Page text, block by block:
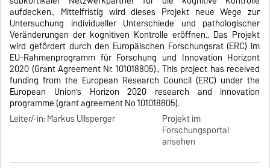
aufdecken., Mittelfristig wird dieses Projekt neue Wege zur
Untersuchung individueller Unterschiede und pathologischer
Veränderungen der kognitiven Kontrolle eröffnen., Das Projekt
wird gefördert durch den Europäischen Forschungsrat (ERC) im
EU-Rahmenprogramm für Forschung und Innovation Horizont
2020 (Grant Agreement Nr. 101018805)., This project has received
funding from the European Research Council (ERC) under the
European Union’s Horizon 2020 research and innovation
programme (grant agreement No 101018805).
Leiter/-in: Markus Ullsperger
Projekt im
Forschungsportal
ansehen